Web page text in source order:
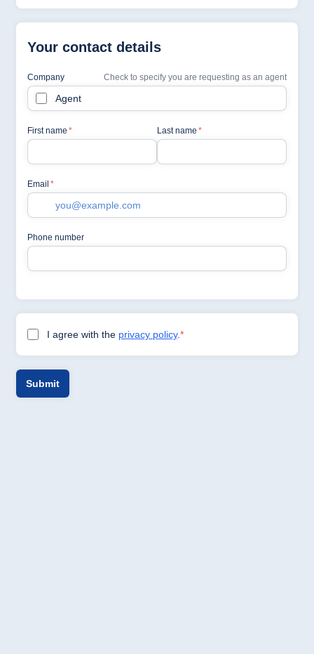
Jolie Ville Resort
& Casino Sharm
Albania
Tirana
Resort Marina
Bulgaria
Blue Albena
Hotel Amelia
Hotel Taicang
Garden